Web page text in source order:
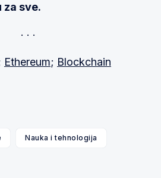
za sve.
Ethereum; Blockchain
Nauka i tehnologija